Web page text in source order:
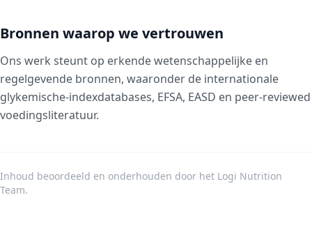
Bronnen waarop we vertrouwen
Ons werk steunt op erkende wetenschappelijke en
regelgevende bronnen, waaronder de internationale
glykemische-indexdatabases, EFSA, EASD en peer-reviewed
voedingsliteratuur.
Inhoud beoordeeld en onderhouden door het Logi Nutrition
Team.